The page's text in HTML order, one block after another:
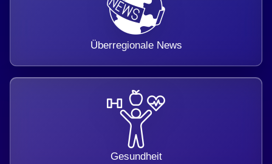
Überregionale News
Gesundheit